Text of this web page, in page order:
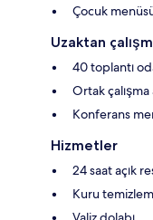
Çocuk
Uzaktan
40 toplantı
Ortak çalışma
Konferans
Hizmetler
24 saat açık
Kuru